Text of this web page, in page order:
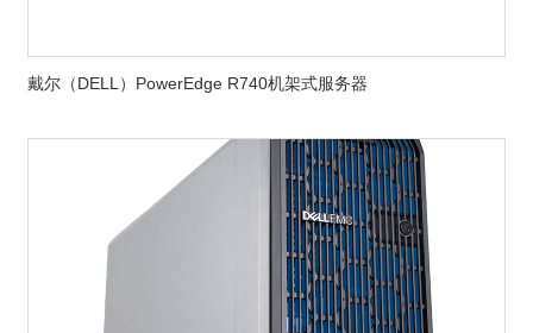
戴尔（DELL）PowerEdge R740机架式服务器